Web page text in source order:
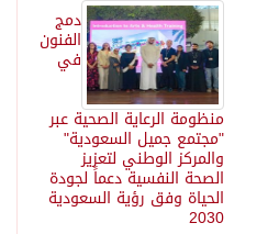
دمج
الفنون
في
منظومة الرعاية الصحية عبر
"مجتمع جميل السعودية"
والمركز الوطني لتعزيز
الصحة النفسية دعماً لجودة
الحياة وفق رؤية السعودية
2030